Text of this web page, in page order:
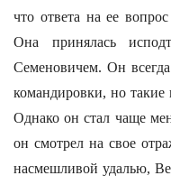
что ответа на ее
Она принялась
Семеновичем. Он
командировки, но такие
Однако он стал чаще
он смотрел на свое
насмешливой удалью,